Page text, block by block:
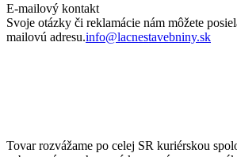
E-mailový kontakt
Svoje otázky či reklamácie nám môžete
mailovú adresu.info@lacnestavebniny.sk
Tovar rozvážame po celej SR kuriérskou